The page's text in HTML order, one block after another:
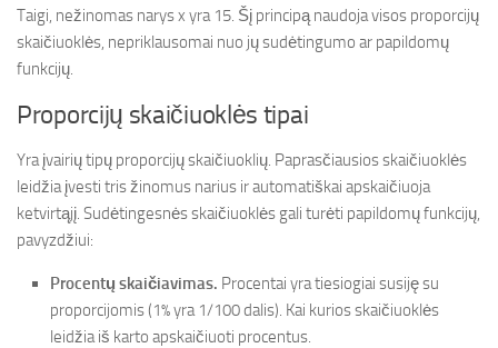
Taigi, nežinomas narys x yra 15. Šį principą naudoja visos proporcijų
skaičiuoklės, nepriklausomai nuo jų sudėtingumo ar papildomų
funkcijų.
Proporcijų skaičiuoklės tipai
Yra įvairių tipų proporcijų skaičiuoklių. Paprasčiausios skaičiuoklės
leidžia įvesti tris žinomus narius ir automatiškai apskaičiuoja
ketvirtąjį. Sudėtingesnės skaičiuoklės gali turėti papildomų funkcijų,
pavyzdžiui:
Procentų skaičiavimas. Procentai yra tiesiogiai susiję su
proporcijomis (1% yra 1/100 dalis). Kai kurios skaičiuoklės
leidžia iš karto apskaičiuoti procentus.